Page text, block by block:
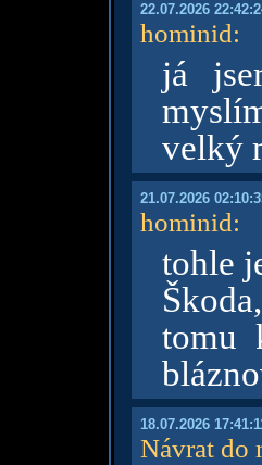
22.07.2026
hominid:
já
velký
21.07.2026
hominid:
tohle
tomu
18.07.2026
Návrat do